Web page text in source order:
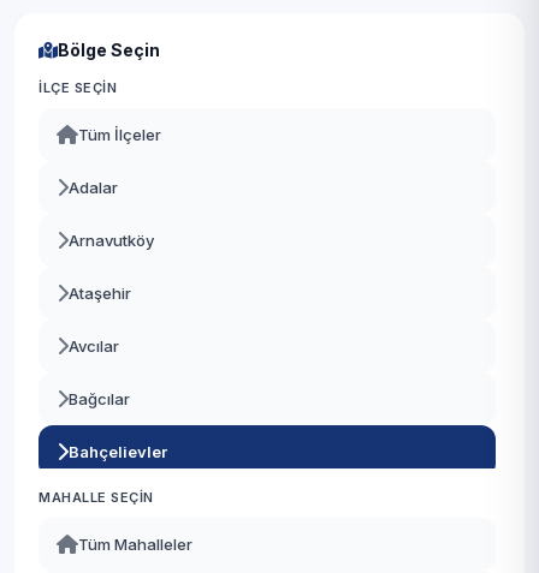
Bölge Seçin
İLÇE SEÇIN
Tüm İlçeler
Adalar
Arnavutköy
Ataşehir
Avcılar
Bağcılar
Bahçelievler
Bakırköy
Başakşehir
MAHALLE SEÇIN
Tüm Mahalleler